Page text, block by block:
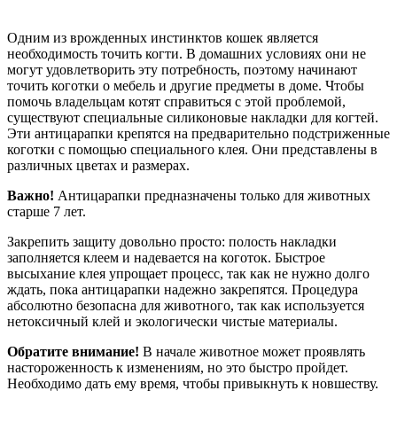
Одним из врожденных инстинктов кошек является
необходимость точить когти. В домашних условиях они не
могут удовлетворить эту потребность, поэтому начинают
точить коготки о мебель и другие предметы в доме. Чтобы
помочь владельцам котят справиться с этой проблемой,
существуют специальные силиконовые накладки для когтей.
Эти антицарапки крепятся на предварительно подстриженные
коготки с помощью специального клея. Они представлены в
различных цветах и размерах.
Важно! Антицарапки предназначены только для животных
старше 7 лет.
Закрепить защиту довольно просто: полость накладки
заполняется клеем и надевается на коготок. Быстрое
высыхание клея упрощает процесс, так как не нужно долго
ждать, пока антицарапки надежно закрепятся. Процедура
абсолютно безопасна для животного, так как используется
нетоксичный клей и экологически чистые материалы.
Обратите внимание! В начале животное может проявлять
настороженность к изменениям, но это быстро пройдет.
Необходимо дать ему время, чтобы привыкнуть к новшеству.